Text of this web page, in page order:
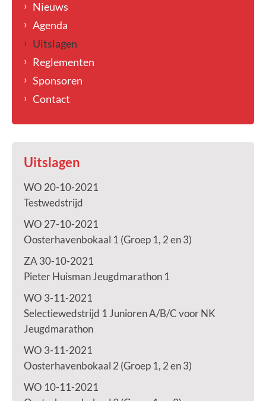
Nieuws
Agenda
Uitslagen
Reglementen
Sponsoren
Contact
Uitslagen
WO 20-10-2021
Testwedstrijd
WO 27-10-2021
Oosterhavenbokaal 1 (Groep 1, 2 en 3)
ZA 30-10-2021
Pieter Huisman Jeugdmarathon 1
WO 3-11-2021
Selectiewedstrijd 1 Junioren A/B/C voor NK
Jeugdmarathon
WO 3-11-2021
Oosterhavenbokaal 2 (Groep 1, 2 en 3)
WO 10-11-2021